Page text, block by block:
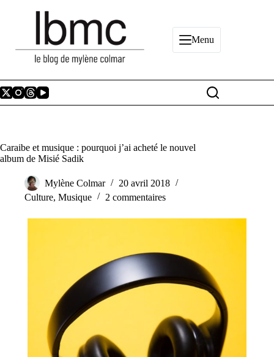
Menu
Caraibe et musique : pourquoi j’ai acheté le nouvel
album de Misié Sadik
Mylène Colmar
20 avril 2018
Culture, Musique 2 commentaires